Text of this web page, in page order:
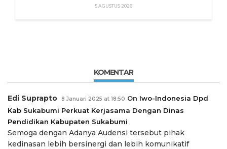
5 AGUSTUS 2026
KOMENTAR
Edi Suprapto 8 Januari 2025 at 18:50 On Iwo-Indonesia Dpd
Kab Sukabumi Perkuat Kerjasama Dengan Dinas
Pendidikan Kabupaten Sukabumi
Semoga dengan Adanya Audensi tersebut pihak
kedinasan lebih bersinergi dan lebih komunikatif